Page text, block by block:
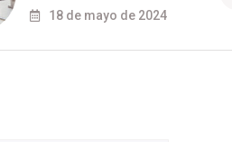
18 de mayo de 2024